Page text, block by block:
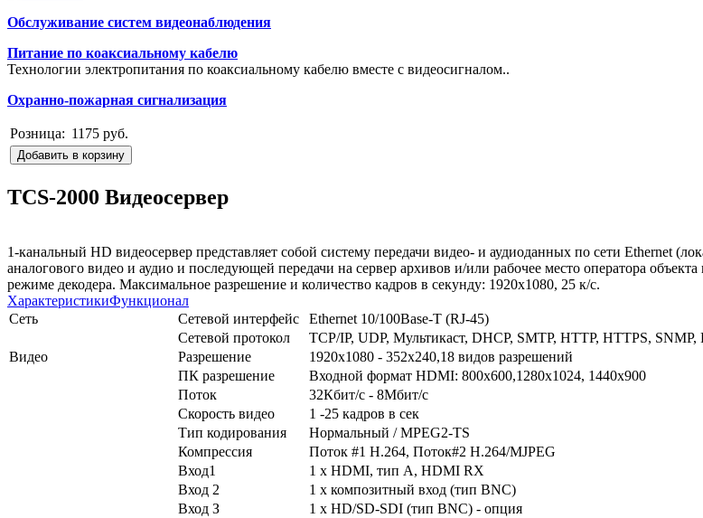
Обслуживание систем видеонаблюдения
Питание по коаксиальному кабелю
Технологии электропитания по коаксиальному кабелю вместе с видеосигналом..
Охранно-пожарная сигнализация
Розница: 1175 руб.
Добавить в корзину
TCS-2000 Видеосервер
1-канальный HD видеосервер представляет собой систему передачи видео- и аудиоданных по сети Ethernet
аналогового видео и аудио и последующей передачи на сервер архивов и/или рабочее место оператора
режиме декодера. Максимальное разрешение и количество кадров в секунду: 1920х1080, 25 к/с.
ХарактеристикиФункционал
Сеть
Сетевой интерфейс Ethernet 10/100Base-T (RJ-45)
Сетевой протокол TCP/IP, UDP, Мультикаст, DHCP, SMTP, HTTP, HTTPS, SNMP,
Видео Разрешение 1920x1080 - 352x240,18 видов разрешений
ПК разрешение Входной формат HDMI: 800x600,1280x1024, 1440x900
Поток
32Кбит/с - 8Мбит/с
Скорость видео 1 -25 кадров в сек
Тип кодирования Нормальный /MPEG2-TS
Компрессия
Поток #1 Н.264, Поток#2 H.264/MJPEG
Вход1 1 х HDMI, тип A, HDMI RX
Вход 2
1 х композитный вход (тип BNC)
Вход З
1 х HD/SD-SDI (тип BNC) - опция